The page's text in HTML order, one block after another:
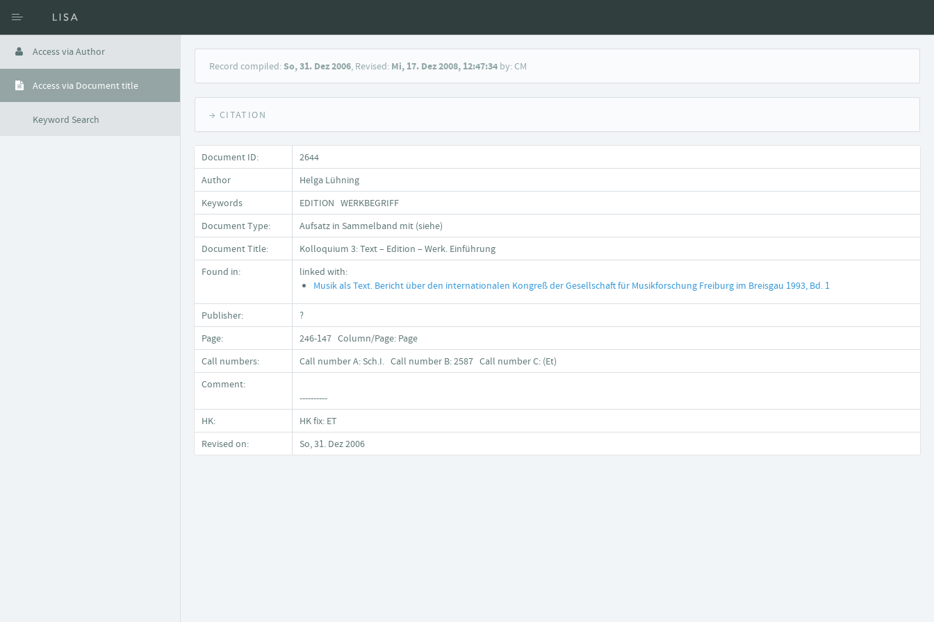
Access via Author
Access via Document title
Keyword Search
Record compiled:So, 31. Dez 2006, Revised: Mi, 17. Dez 2008, 12:47:34 by: CM
→ CITATION
Document ID:
2644
Author
Helga Lühning
Keywords
EDITION WERKBEGRIFF
Document Type:
Aufsatz in Sammelband mit (siehe)
Document Title:
Kolloquium 3: Text – Edition – Werk. Einführung
Found in:
linked with:
Musik als Text. Bericht über den internationalen Kongreß der Gesellschaft für Musikforschung Freiburg im Breisgau 1993, Bd. 1
Publisher:
?
Page:
246-147 Column/Page: Page
Call numbers:
Call number A: Sch.I. Call number B: 2587 Call number C: (Et)
Comment:
----------
HK:
HK fix: ET
Revised on:
So, 31. Dez 2006